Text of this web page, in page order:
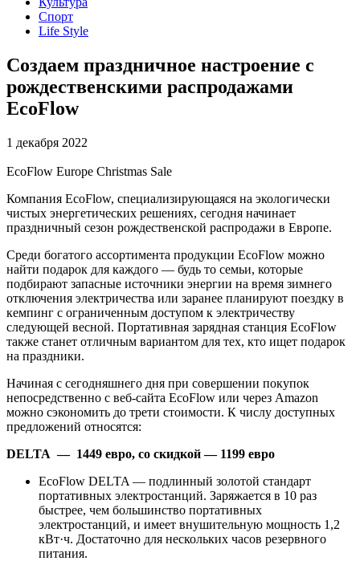
Спорт
Life Style
Создаем праздничное настроение с
рождественскими распродажами
EcoFlow
1 декабря 2022
EcoFlow Europe Christmas Sale
Компания EcoFlow, специализирующаяся на экологически
чистых энергетических решениях, сегодня начинает
праздничный сезон рождественской распродажи в Европе.
Среди богатого ассортимента продукции EcoFlow можно
найти подарок для каждого — будь то семьи, которые
подбирают запасные источники энергии на время зимнего
отключения электричества или заранее планируют поездку в
кемпинг с ограниченным доступом к электричеству
следующей весной. Портативная зарядная станция EcoFlow
также станет отличным вариантом для тех, кто ищет подарок
на праздники.
Начиная с сегодняшнего дня при совершении покупок
непосредственно с веб-сайта EcoFlow или через Amazon
можно сэкономить до трети стоимости. К числу доступных
предложений относятся:
DELTA — 1449 евро, со скидкой — 1199 евро
EcoFlow DELTA — подлинный золотой стандарт
портативных электростанций. Заряжается в 10 раз
быстрее, чем большинство портативных
электростанций, и имеет внушительную мощность 1,2
кВт·ч. Достаточно для нескольких часов резервного
питания.